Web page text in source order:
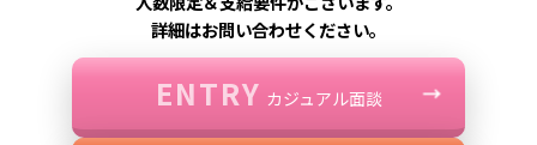
詳細はお問い合わせください。
ENTRY カジュアル面談 →